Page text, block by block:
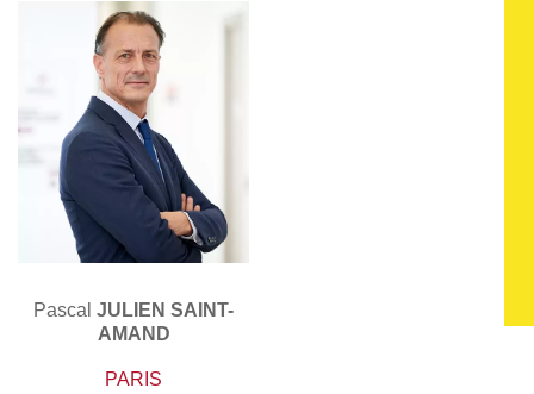
Pascal JULIEN SAINT-
AMAND
PARIS